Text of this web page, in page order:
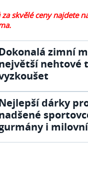
skvělé ceny najdete
zimní
nehtové
dárky
i